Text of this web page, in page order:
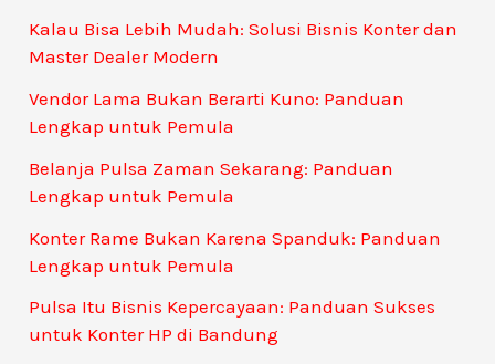
Kalau Bisa Lebih Mudah: Solusi Bisnis Konter dan
Master Dealer Modern
Vendor Lama Bukan Berarti Kuno: Panduan
Lengkap untuk Pemula
Belanja Pulsa Zaman Sekarang: Panduan
Lengkap untuk Pemula
Konter Rame Bukan Karena Spanduk: Panduan
Lengkap untuk Pemula
Pulsa Itu Bisnis Kepercayaan: Panduan Sukses
untuk Konter HP di Bandung